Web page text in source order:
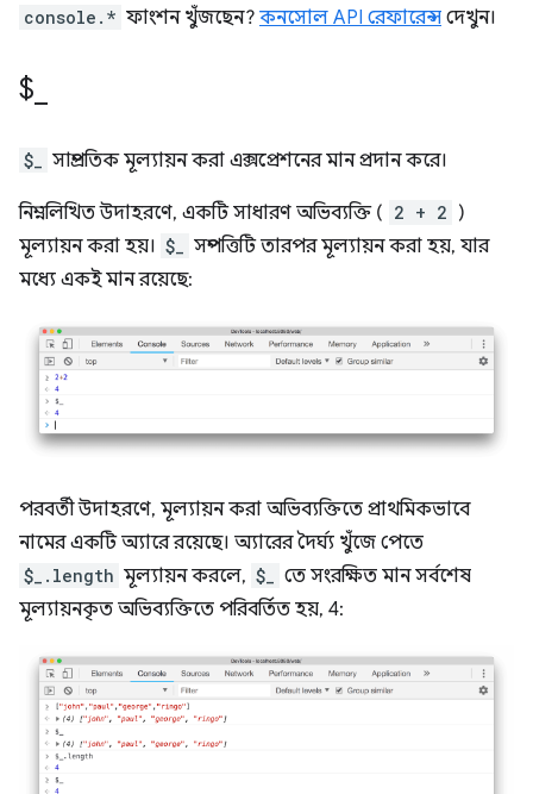
console.* ফাংশন খুঁজছেন? কনসোল API রেফারেন্স দেখুন।
$
$_ সাম্প্রতিক মূল্যায়ন করা এক্সপ্রেশনের মান প্রদান করে।
নিম্নলিখিত উদাহরণে, একটি সাধারণ অভিব্যক্তি ( 2 + 2 )
মূল্যায়ন করা হয়। $_
সম্পত্তিটি তারপর মূল্যায়ন করা হয়, যার
মধ্যে একই মান রয়েছে:
পরবর্তী উদাহরণে, মূল্যায়ন করা অভিব্যক্তিতে প্রাথমিকভাবে
নামের একটি অ্যারে রয়েছে। অ্যারের দৈর্ঘ্য খুঁজে পেতে
$_.length মূল্যায়ন করলে, $_
তে সংরক্ষিত মান সর্বশেষ
মূল্যায়নকৃত অভিব্যক্তিতে পরিবর্তিত হয়, 4: